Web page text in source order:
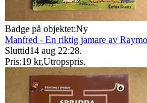
Badge på objektet:Ny
Manfred - En riktig jamare av
Sluttid14 aug 22:28.
Pris:19 kr,Utropspris.